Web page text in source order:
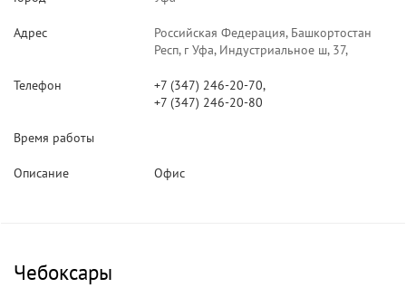
Адрес
Российская Федерация, Башкортостан
Респ, г Уфа, Индустриальное ш, 37,
Телефон
+7 (347) 246-20-70,
+7 (347) 246-20-80
Время работы
Описание Офис
Чебоксары